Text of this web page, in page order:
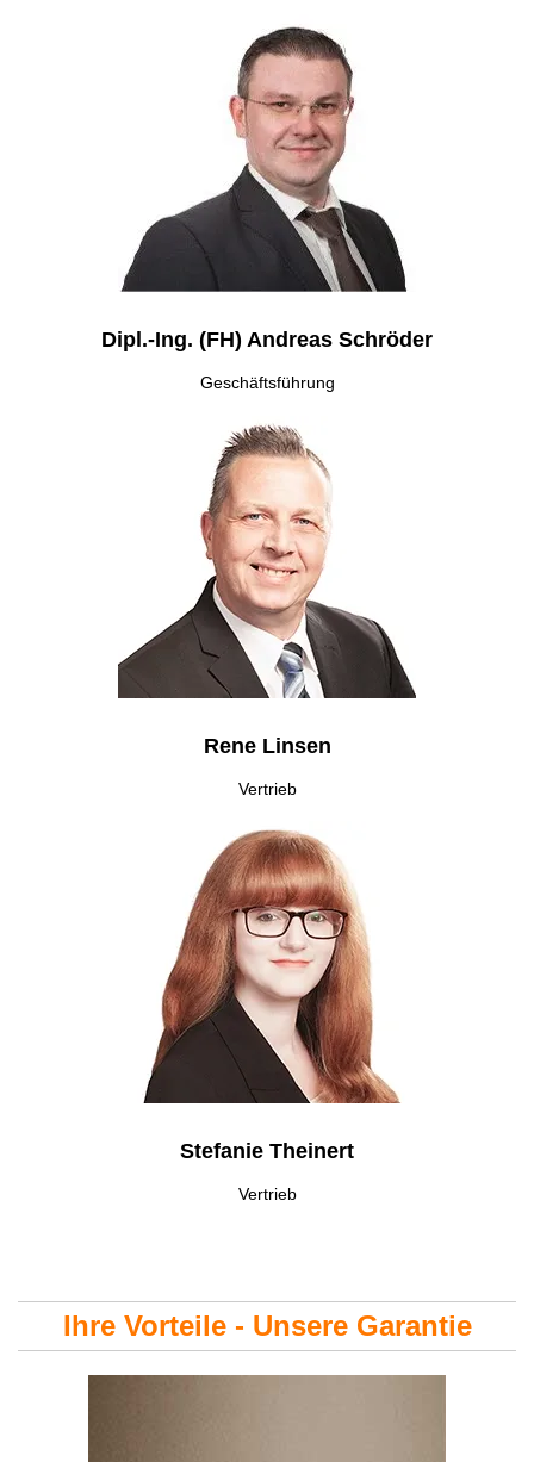
Dipl.-Ing. (FH) Andreas Schröder
Geschäftsführung
Rene Linsen
Vertrieb
Stefanie Theinert
Vertrieb
Ihre Vorteile - Unsere Garantie